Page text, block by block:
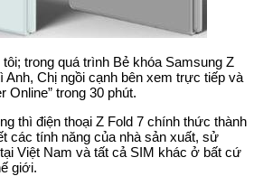
trong quá trình Bẻ khóa Samsung Z
Anh, Chị ngồi cạnh bên xem trực tiếp và
Online” trong 30 phút.
thì điện thoại Z Fold 7 chính thức thành
các tính năng của nhà sản xuất, sử
Việt Nam và tất cả SIM khác ở bất cứ
giới.